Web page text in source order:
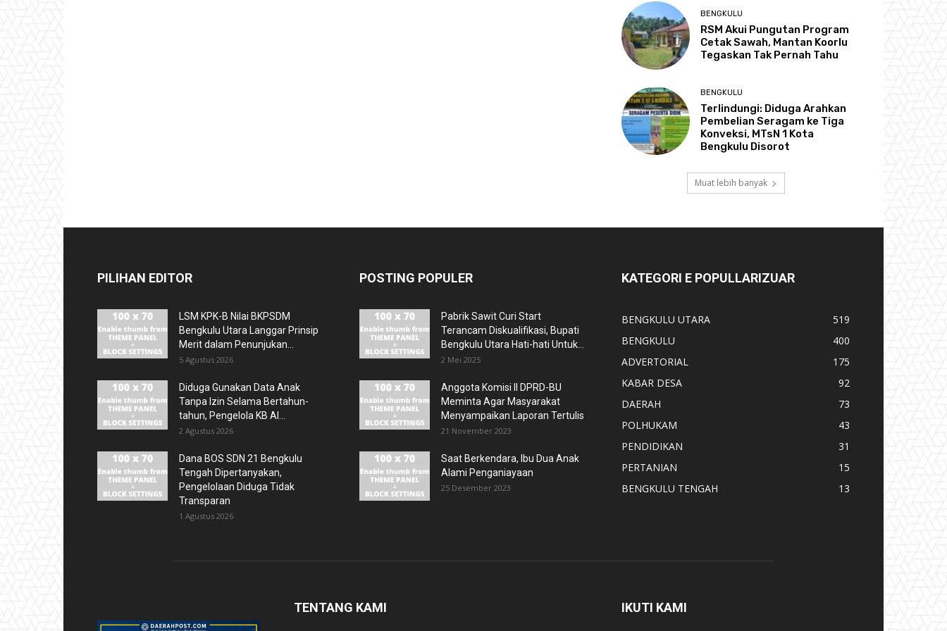
BENGKULU
RSM Akui Pungutan Program
Cetak Sawah, Mantan Koorlu
Tegaskan Tak Pernah Tahu
BENGKULU
Terlindungi: Diduga Arahkan
Pembelian Seragam ke Tiga
Konveksi, MTsN 1 Kota
Bengkulu Disorot
Muat lebih banyak
PILIHAN EDITOR
LSM KPK-B Nilai BKPSDM
Bengkulu Utara Langgar Prinsip
Merit dalam Penunjukan...
5 Agustus 2026
Diduga Gunakan Data Anak
Tanpa Izin Selama Bertahun-
tahun, Pengelola KB Al...
2 Agustus 2026
Dana BOS SDN 21 Bengkulu
Tengah Dipertanyakan,
Pengelolaan Diduga Tidak
Transparan
1 Agustus 2026
POSTING POPULER
Pabrik Sawit Curi Start
Terancam Diskualifikasi, Bupati
Bengkulu Utara Hati-hati Untuk...
2 Mei 2025
Anggota Komisi II DPRD-BU
Meminta Agar Masyarakat
Menyampaikan Laporan Tertulis
21 November 2023
Saat Berkendara, Ibu Dua Anak
Alami Penganiayaan
25 Desember 2023
KATEGORI E POPULLARIZUAR
BENGKULU UTARA
519
BENGKULU
400
ADVERTORIAL
175
KABAR DESA
92
DAERAH
73
POLHUKAM
43
PENDIDIKAN
31
PERTANIAN
15
BENGKULU TENGAH
13
TENTANG KAMI IKUTI KAMI